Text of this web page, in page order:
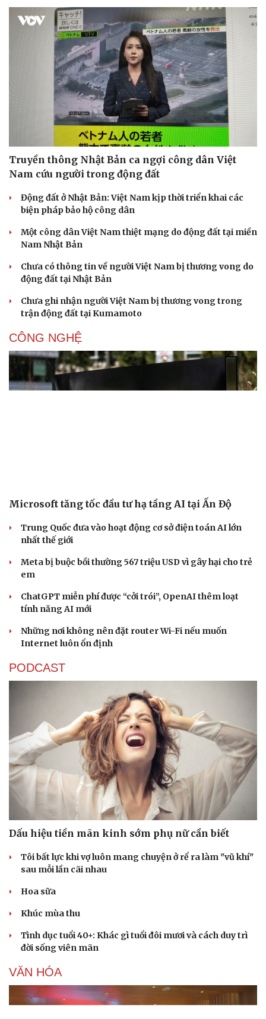
Săn Tour
Đọc truyện đêm khuya
Kể chuyện cho bé
Truyền thông Nhật Bản ca ngợi công dân Việt
Nam cứu người trong động đất
Động đất ở Nhật Bản: Việt Nam kịp thời triển khai các
biện pháp bảo hộ công dân
Một công dân Việt Nam thiệt mạng do động đất tại miền
Nam Nhật Bản
Chưa có thông tin về người Việt Nam bị thương vong do
động đất tại Nhật Bản
Chưa ghi nhận người Việt Nam bị thương vong trong
trận động đất tại Kumamoto
CÔNG NGHỆ
Microsoft tăng tốc đầu tư hạ tầng AI tại Ấn Độ
Trung Quốc đưa vào hoạt động cơ sở điện toán AI lớn
nhất thế giới
Meta bị buộc bồi thường 567 triệu USD vì gây hại cho trẻ
em
ChatGPT miễn phí được “cởi trói”, OpenAI thêm loạt
tính năng AI mới
Những nơi không nên đặt router Wi-Fi nếu muốn
Internet luôn ổn định
PODCAST
Dấu hiệu tiền mãn kinh sớm phụ nữ cần biết
Tôi bất lực khi vợ luôn mang chuyện ở rể ra làm "vũ khí"
sau mỗi lần cãi nhau
Hoa sữa
Khúc mùa thu
Tình dục tuổi 40+: Khác gì tuổi đôi mươi và cách duy trì
đời sống viên mãn
VĂN HÓA